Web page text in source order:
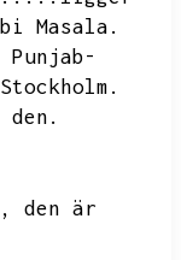
Masala.
Punjab-
den är